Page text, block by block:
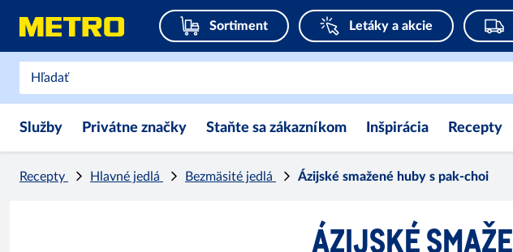
Sortiment Letáky a akcie
Služby Privátne značky Staňte sa zákazníkom Inšpirácia Recepty
Recepty Hlavné jedlá Bezmäsité jedlá Ázijské smažené huby s pak-choi
ÁZIJSKÉ